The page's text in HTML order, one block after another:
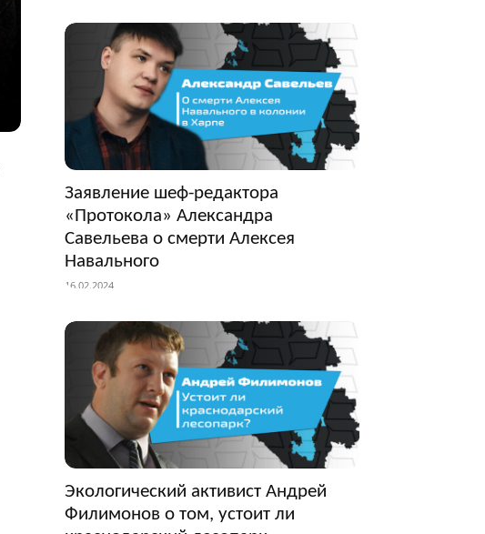
Заявление шеф-редактора
«Протокола» Александра
Савельева о смерти Алексея
Навального
16.02.2024
Экологический активист Андрей
Филимонов о том, устоит ли